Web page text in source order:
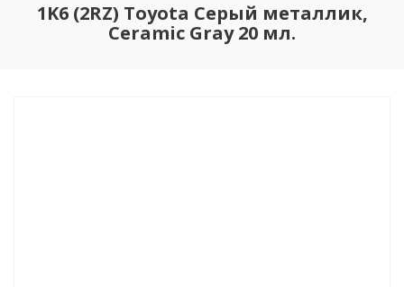
1K6 (2RZ) Toyota Серый металлик,
Ceramic Gray 20 мл.